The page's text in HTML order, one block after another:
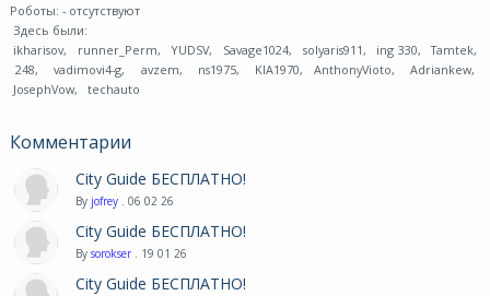
Роботы: - отсутствуют
Здесь были:
ikharisov, runner_Perm, YUDSV, Savage1024, solyaris911 , ing 330, Tamtek,
248, vadimovi4-g, avzem, ns1975, KIA1970, AnthonyVioto, Adriankew,
JosephVow, techauto
Комментарии
City Guide БЕСПЛАТНО!
By jofrey . 06 02 26
City Guide БЕСПЛАТНО!
By sorokser . 19 01 26
City Guide БЕСПЛАТНО!